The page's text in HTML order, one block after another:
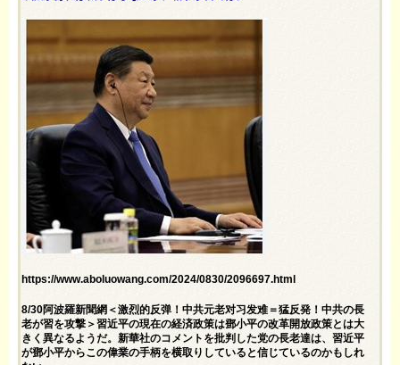
https://www.aboluowang.com/2024/0830/2096697.html
8/30阿波羅新聞網＜激烈的反弹！中共元老对习发难＝猛反発！中共の長
老が習を攻撃＞習近平の現在の経済政策は鄧小平の改革開放政策とは大
きく異なるようだ。新華社のコメントを批判した党の長老達は、習近平
が鄧小平からこの偉業の手柄を横取りしていると信じているのかもしれ